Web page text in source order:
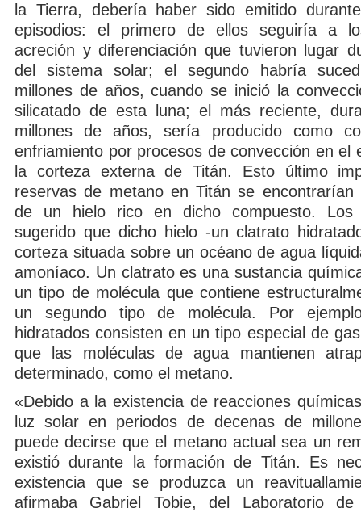
la Tierra, debería haber sido emitido
episodios: el primero de ellos seguiría a
acreción y diferenciación que tuvieron lugar
del sistema solar; el segundo habría
millones de años, cuando se inició la
silicatado de esta luna; el más reciente,
millones de años, sería producido como
enfriamiento por procesos de convección en el
la corteza externa de Titán. Esto último
reservas de metano en Titán se encontrarían
de un hielo rico en dicho compuesto. Los
sugerido que dicho hielo -un clatrato
corteza situada sobre un océano de agua
amoníaco. Un clatrato es una sustancia
un tipo de molécula que contiene
un segundo tipo de molécula. Por
hidratados consisten en un tipo especial de
que las moléculas de agua mantienen
determinado, como el metano.
«Debido a la existencia de reacciones
luz solar en periodos de decenas de
puede decirse que el metano actual sea un
existió durante la formación de Titán. Es
existencia que se produzca un
afirmaba Gabriel Tobie, del Laboratorio de